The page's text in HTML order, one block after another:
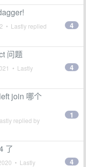
• Lastly replied
4
问题
• Lastly
4
join 哪个
replied by
1
了
• Lastly
4